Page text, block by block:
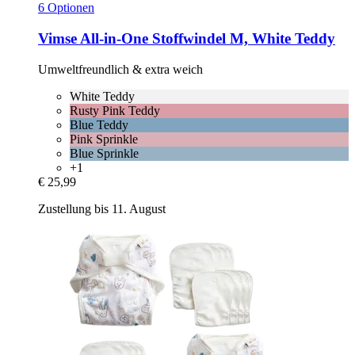
6 Optionen
Vimse All-​in-​One Stoffwindel M, White Teddy
Umweltfreundlich & extra weich
White Teddy
Rusty Pink Teddy
Blue Teddy
Pink Sprinkle
Blue Sprinkle
+1
€ 25,99
Zustellung bis 11. August